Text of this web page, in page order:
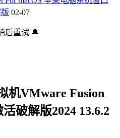
02-07
后重试 🔔
机VMware Fusion
破解版2024 13.6.2